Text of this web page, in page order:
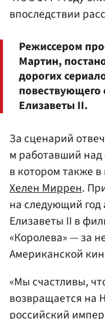
впоследствии
Режиссером
Мартин,
дорогих
Елизаветы II.
За сценарий
м работавший над
в котором также
Хелен Миррен.
на следующий год
Елизаветы II в
«Королева» — за
Американской
«Мы счастливы,
возвращается на
российский